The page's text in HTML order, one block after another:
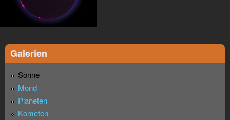
Galerien
Sonne
Mond
Planeten
Kometen